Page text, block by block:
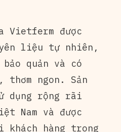
Vietferm được
liệu tự nhiên,
quản và có
thơm ngon. Sản
dụng rộng rãi
Nam và được
khách hàng trong